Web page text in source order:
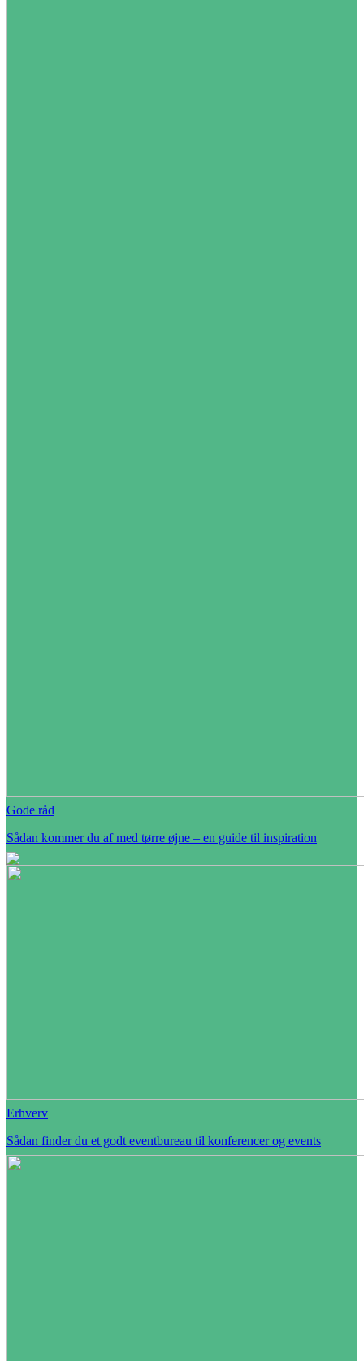
Gode råd
Sådan kommer du af med tørre øjne – en guide til inspiration
Erhverv
Sådan finder du et godt eventbureau til konferencer og events